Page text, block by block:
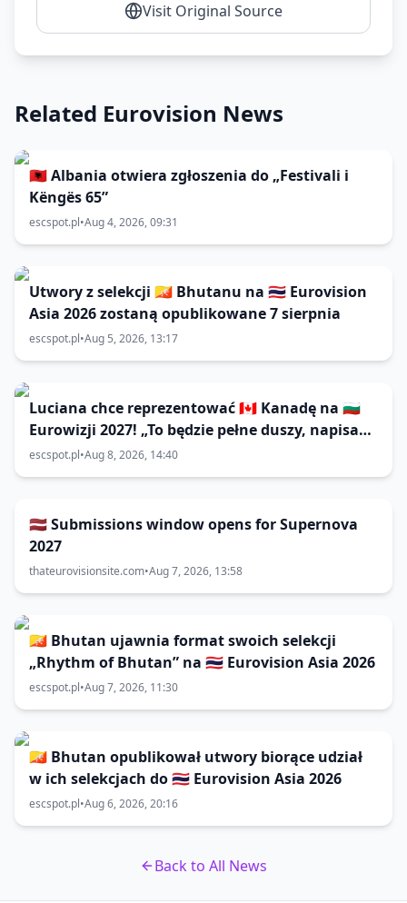
Visit Original Source
Related Eurovision News
🇦🇱 Albania otwiera zgłoszenia do „Festivali i
Këngës 65”
escspot.pl•Aug 4, 2026, 09:31
Utwory z selekcji 🇧🇹 Bhutanu na 🇹🇭 Eurovision
Asia 2026 zostaną opublikowane 7 sierpnia
escspot.pl•Aug 5, 2026, 13:17
Luciana chce reprezentować 🇨🇦 Kanadę na 🇧🇬
Eurowizji 2027! „To będzie pełne duszy, napisane
z intencją; coś, co może poruszyć do tańca lub
do łez”
escspot.pl•Aug 8, 2026, 14:40
🇱🇻 Submissions window opens for Supernova
2027
thateurovisionsite.com•Aug 7, 2026, 13:58
🇧🇹 Bhutan ujawnia format swoich selekcji
„Rhythm of Bhutan” na 🇹🇭 Eurovision Asia 2026
escspot.pl•Aug 7, 2026, 11:30
🇧🇹 Bhutan opublikował utwory biorące udział
w ich selekcjach do 🇹🇭 Eurovision Asia 2026
escspot.pl•Aug 6, 2026, 20:16
Back to All News